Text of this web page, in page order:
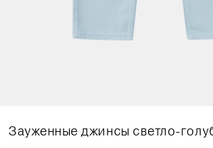
Зауженные джинсы светло-